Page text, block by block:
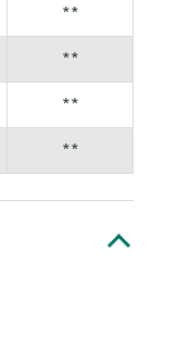
**
**
**
**